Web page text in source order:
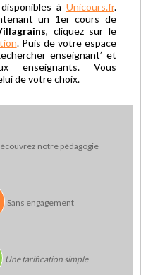
à Unicours.fr.
un 1er cours de
, cliquez sur le
. Puis de votre espace
enseignant’ et
enseignants. Vous
de votre choix.
notre pédagogie
Sans engagement
Une tarification simple